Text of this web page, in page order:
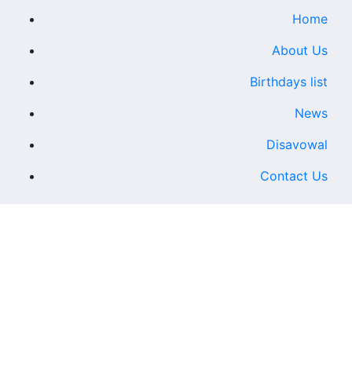
Home
About Us
Birthdays list
News
Disavowal
Contact Us